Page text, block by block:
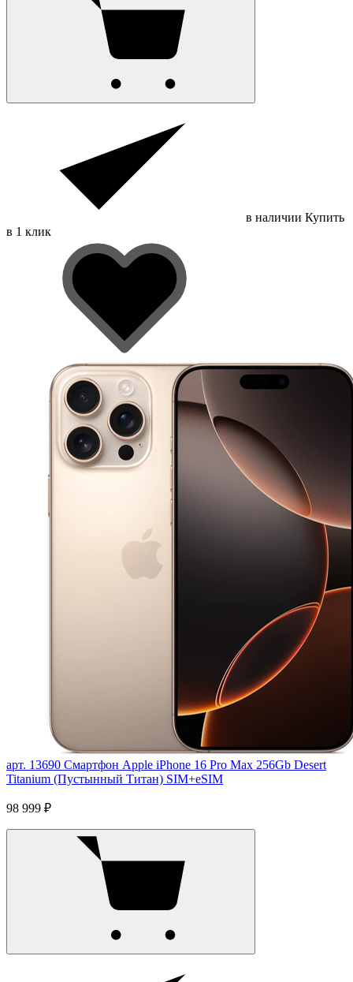
в наличии Купить
в 1 клик
арт. 13690 Смартфон Apple iPhone 16 Pro Max 256Gb Desert
Titanium (Пустынный Титан) SIM+eSIM
98 999 ₽